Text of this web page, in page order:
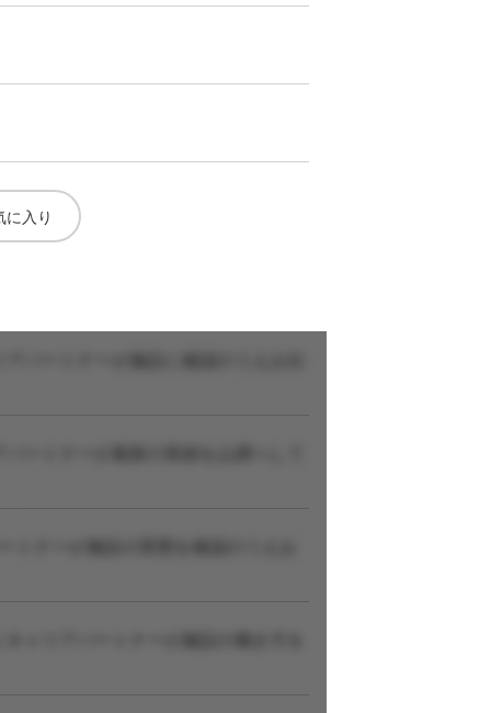
に入り
パートナーが施設に確認のうえお伝
ートナーが最新の実績をお調べして
トナーが施設の実態を確認のうえお
ャリアパートナーが施設の働き方を